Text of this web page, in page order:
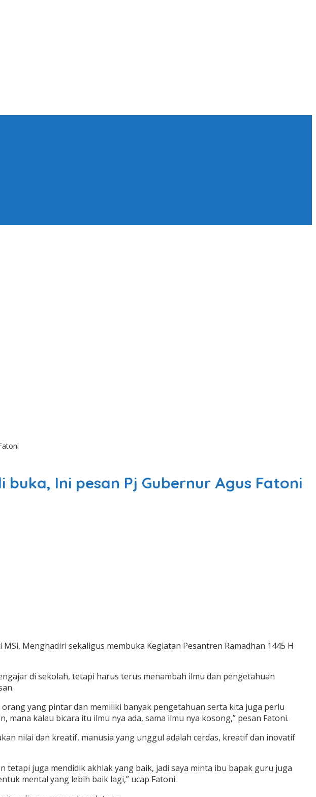
buka, Ini pesan Pj Gubernur Agus Fatoni
Menghadiri sekaligus membuka Kegiatan Pesantren Ramadhan 1445 H
di sekolah, tetapi harus terus menambah ilmu dan pengetahuan
yang pintar dan memiliki banyak pengetahuan serta kita juga perlu
kalau bicara itu ilmu nya ada, sama ilmu nya kosong,” pesan Fatoni.
nilai dan kreatif, manusia yang unggul adalah cerdas, kreatif dan inovatif
tetapi juga mendidik akhlak yang baik, jadi saya minta ibu bapak guru juga
mental yang lebih baik lagi,” ucap Fatoni.